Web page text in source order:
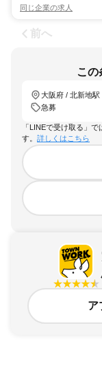
同じ企業の求人
前へ
この
大阪府 / 北新地駅
急募
「LINEで受け取る」
す。 詳しくはこちら
ア